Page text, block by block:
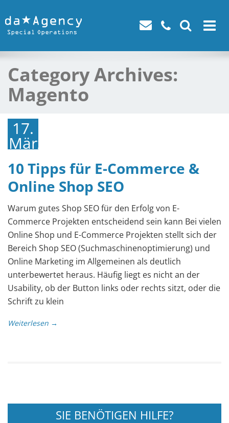
Toggle
Category Archives:
Magento
17.
März
2018
10 Tipps für E-Commerce &
Online Shop SEO
Warum gutes Shop SEO für den Erfolg von E-
Commerce Projekten entscheidend sein kann Bei vielen
Online Shop und E-Commerce Projekten stellt sich der
Bereich Shop SEO (Suchmaschinenoptimierung) und
Online Marketing im Allgemeinen als deutlich
unterbewertet heraus. Häufig liegt es nicht an der
Usability, ob der Button links oder rechts sitzt, oder die
Schrift zu klein
Weiterlesen →
SIE BENÖTIGEN HILFE?